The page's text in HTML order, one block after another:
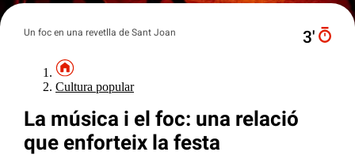
Un foc en una revetlla de Sant Joan 3′
Cultura popular
La música i el foc: una relació
que enforteix la festa